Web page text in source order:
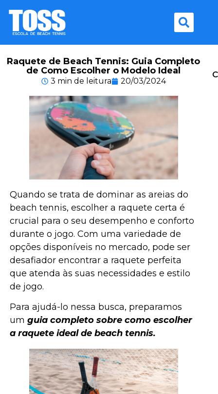
Raquete de Beach Tennis: Guia Completo
de Como Escolher o Modelo Ideal
3 min de leitura 20/03/2024
Quando se trata de dominar as areias do
beach tennis, escolher a raquete certa é
crucial para o seu desempenho e conforto
durante o jogo. Com uma variedade de
opções disponíveis no mercado, pode ser
desafiador encontrar a raquete perfeita
que atenda às suas necessidades e estilo
de jogo.
Para ajudá-lo nessa busca, preparamos
um guia completo sobre como escolher
a raquete ideal de beach tennis.